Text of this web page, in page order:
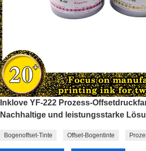
Inklove YF-222 Prozess-
Nachhaltige und leistungsstarke
Bogenoffset-Tinte Offset-Bogentinte